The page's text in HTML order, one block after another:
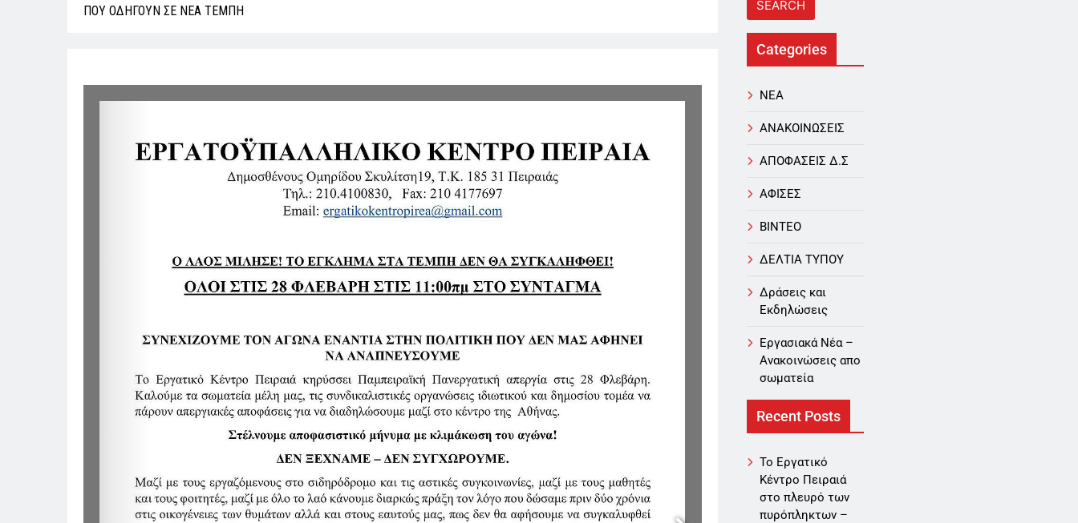
ΠΟΥ ΟΔΗΓΟΥΝ ΣΕ ΝΕΑ ΤΕΜΠΗ
Categories
NEA
ΑΝΑΚΟΙΝΩΣΕΙΣ
ΑΠΟΦΑΣΕΙΣ Δ.Σ
ΑΦΙΣΕΣ
ΒΙΝΤΕΟ
ΔΕΛΤΙΑ ΤΥΠΟΥ
Δράσεις και
Εκδηλώσεις
Εργασιακά Νέα –
Aνακοινώσεις απο
σωματεία
Recent Posts
Το Εργατικό
Κέντρο Πειραιά
στο πλευρό των
πυρόπληκτων –